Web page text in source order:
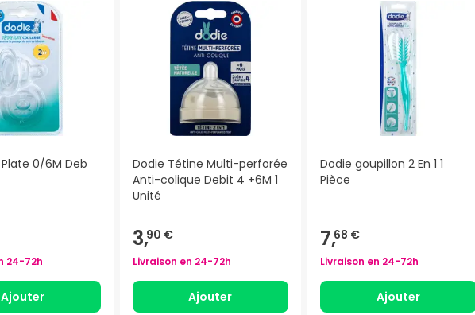
0/6M Deb
24-72h
Ajouter
Dodie Tétine Multi-perforée
Anti-colique Debit 4 +6M 1
Unité
3,90 €
Livraison en 24-72h
Ajouter
Dodie goupillon 2 En 1 1
Pièce
7,68 €
Livraison en 24-72h
Ajouter